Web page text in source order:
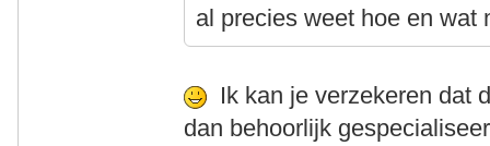
al precies weet hoe en wat
Ik kan je verzekeren dat
dan behoorlijk